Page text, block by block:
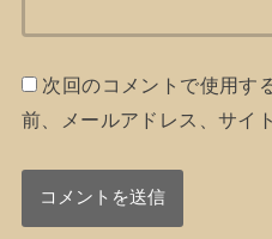
次回のコメントで使用す
前、メールアドレス、サイ